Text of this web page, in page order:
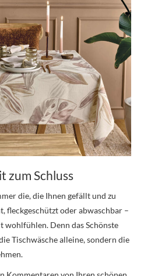
zum Schluss
die, die Ihnen gefällt und zu
fleckgeschützt oder abwaschbar –
wohlfühlen. Denn das Schönste
Tischwäsche alleine, sondern die